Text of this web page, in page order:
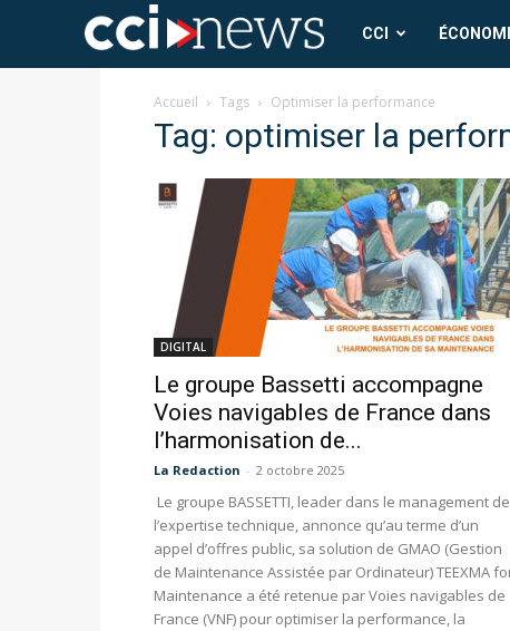
CCI
News
CCI
Accueil Tags Optimiser la performance
Tag: optimiser la
DIGITAL
Le groupe Bassetti accompagne
Voies navigables de France dans
l’harmonisation de...
La Redaction - 2 octobre 2025
Le groupe BASSETTI, leader dans le management de
l’expertise technique, annonce qu’au terme d’un
appel d’offres public, sa solution de GMAO (Gestion
de Maintenance Assistée par Ordinateur) TEEXMA
Maintenance a été retenue par Voies navigables de
France (VNF) pour optimiser la performance, la